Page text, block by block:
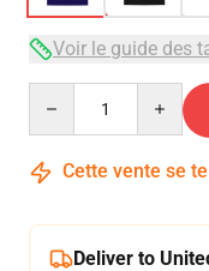
Voir le guide des
Cette vente se
Deliver to